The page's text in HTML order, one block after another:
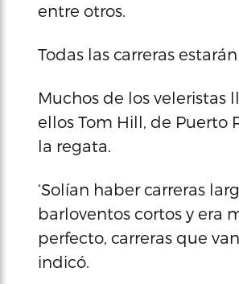
entre otros.
Todas las carreras
Muchos de los veleristas
ellos Tom Hill, de Puerto
la regata.
‘Solían haber carreras
barloventos cortos y era
perfecto, carreras que
indicó.